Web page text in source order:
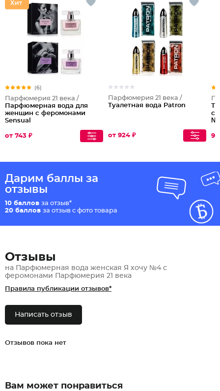
(6)
Парфюмерия 21 века /
Парфюмерная вода для
женщин с феромонами
Sensual
от 743 ₽
Парфюмерия 21 века /
Туалетная вода Patron
от 924 ₽
с
Дарим баллы за
отзывы
10 баллов за отзыв*
20 баллов за отзыв с фото товара
Отзывы
на Парфюмерная вода женская Я хочу №4 с
феромонами Парфюмерия 21 века
Правила публикации отзывов*
Написать отзыв
Отзывов пока нет
Вам может понравиться